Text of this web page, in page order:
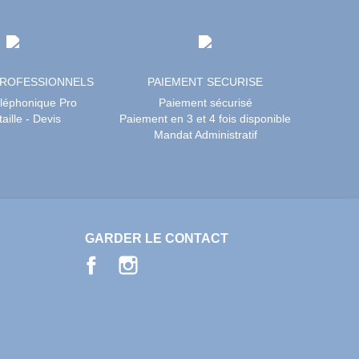
Pro
- Devis
PAIEMENT SECURISE
Paiement sécurisé
Paiement en 3 et 4 fois disponible
Mandat Administratif
GARDER LE CONTACT
Facebook